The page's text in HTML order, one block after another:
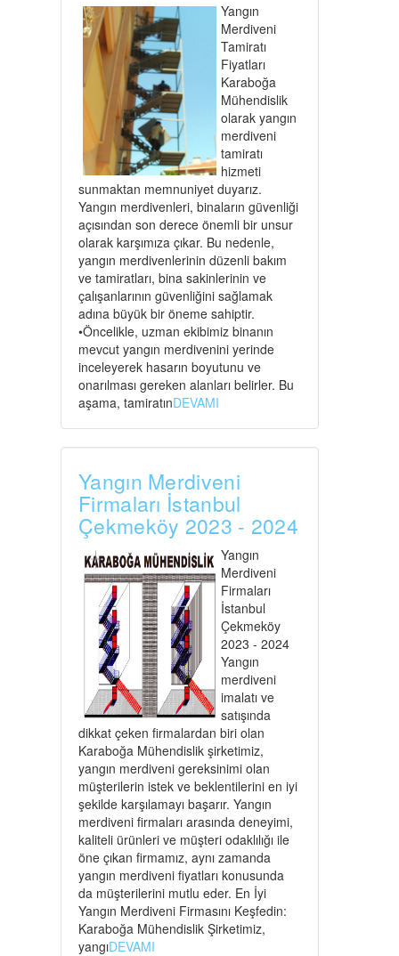
Yangın
Merdiveni
Tamiratı
Fiyatları
Karaboğa
Mühendislik
olarak yangın
merdiveni
tamiratı
hizmeti
sunmaktan memnuniyet duyarız.
Yangın merdivenleri, binaların güvenliği
açısından son derece önemli bir unsur
olarak karşımıza çıkar. Bu nedenle,
yangın merdivenlerinin düzenli bakım
ve tamiratları, bina sakinlerinin ve
çalışanlarının güvenliğini sağlamak
adına büyük bir öneme sahiptir.
•Öncelikle, uzman ekibimiz binanın
mevcut yangın merdivenini yerinde
inceleyerek hasarın boyutunu ve
onarılması gereken alanları belirler. Bu
aşama, tamiratınDEVAMI
Yangın Merdiveni
Firmaları İstanbul
Çekmeköy 2023 - 2024
Yangın
Merdiveni
Firmaları
İstanbul
Çekmeköy
2023 - 2024
Yangın
merdiveni
imalatı ve
satışında
dikkat çeken firmalardan biri olan
Karaboğa Mühendislik şirketimiz,
yangın merdiveni gereksinimi olan
müşterilerin istek ve beklentilerini en iyi
şekilde karşılamayı başarır. Yangın
merdiveni firmaları arasında deneyimi,
kaliteli ürünleri ve müşteri odaklılığı ile
öne çıkan firmamız, aynı zamanda
yangın merdiveni fiyatları konusunda
da müşterilerini mutlu eder. En İyi
Yangın Merdiveni Firmasını Keşfedin:
Karaboğa Mühendislik Şirketimiz,
yangıDEVAMI